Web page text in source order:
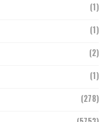
(1)
(1)
(2)
(1)
(278)